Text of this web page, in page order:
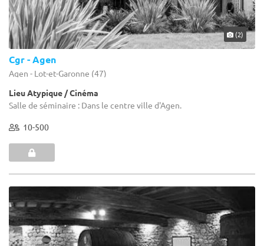
(2)
Cgr - Agen
Agen - Lot-et-Garonne (47)
Lieu Atypique / Cinéma
Salle de séminaire : Dans le centre ville d'Agen.
10-500